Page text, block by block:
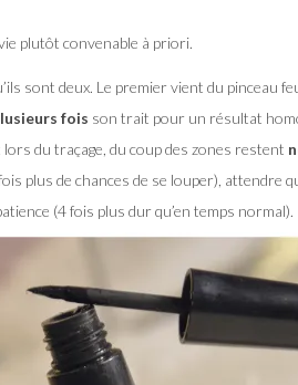
plutôt convenable à priori.
sont deux. Le premier vient du pinceau
fois son trait pour un résultat
du traçage, du coup des zones restent
plus de chances de se louper), attendre
(4 fois plus dur qu’en temps normal).